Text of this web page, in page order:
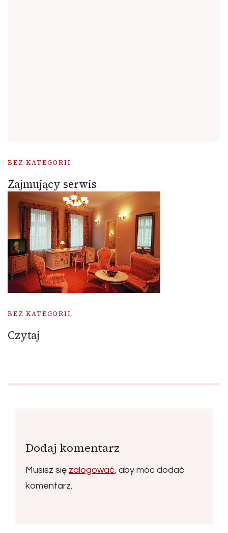
BEZ KATEGORII
Zajmujący serwis
BEZ KATEGORII
Czytaj
Dodaj komentarz
Musisz się zalogować, aby móc dodać
komentarz.